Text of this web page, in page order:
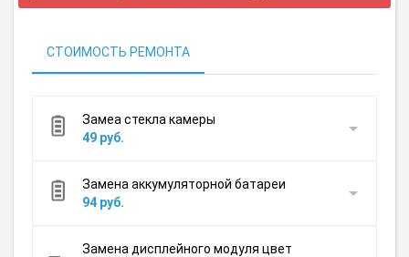
СТОИМОСТЬ РЕМОНТА
Замеа стекла камеры
49 руб.
Замена аккумуляторной батареи
94 руб.
Замена дисплейного модуля цвет